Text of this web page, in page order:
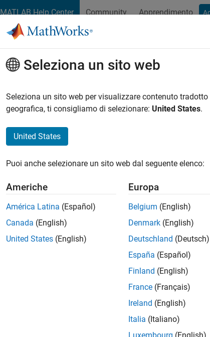
MATLAB Help Center Community Apprendimento
Ordina per
Seleziona un sito web
Seleziona un sito web per visualizzare contenuto
geografica, ti consigliamo di selezionare: United States.
United States
Puoi anche selezionare un sito web dal seguente elenco:
Americhe
América Latina (Español)
Canada (English)
United States (English)
Europa
Belgium (English)
Denmark (English)
Deutschland (Deutsch)
España (Español)
Finland (English)
France (Français)
Ireland (English)
Italia (Italiano)